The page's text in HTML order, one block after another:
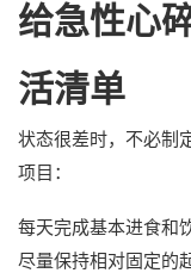
给急性心
活清单
状态很差时，不必制
项目：
每天完成基本进食和
尽量保持相对固定的